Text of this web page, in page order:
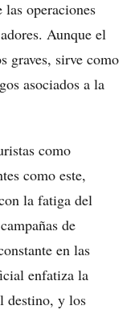
operaciones
Aunque el
graves, sirve como
asociados a la
como
como este,
la fatiga del
de
en las
enfatiza la
destino, y los